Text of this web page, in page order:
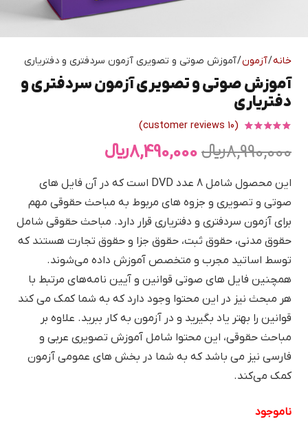
خانه/آزمون/ آموزش صوتی و تصویری آزمون سردفتری و دفتریاری
آموزش صوتی و تصویری آزمون سردفتری و
دفتریاری
1امتیازدهی مشتری
(
10
8,990,000﷼قیمت
8,990,000 ﷼
بود.
8,490,000﷼
است.
این محصول شامل 8 عدد DVD است که در آن فایل های
صوتی و تصویری و جزوه های مربوط به مباحث حقوقی مهم
برای آزمون سردفتری و دفتریاری قرار دارد. مباحث حقوقی شامل
حقوق مدنی، حقوق ثبت، حقوق جزا و حقوق تجارت هستند که
توسط اساتید مجرب و متخصص آموزش داده می‌شوند.
همچنین فایل های صوتی قوانین و آیین نامه‌های مرتبط با
هر مبحث نیز در این محتوا وجود دارد که به شما کمک می کند
قوانین را بهتر یاد بگیرید و در آزمون به کار ببرید. علاوه بر
مباحث حقوقی، این محتوا شامل آموزش تصویری عربی و
فارسی نیز می باشد که به شما در بخش های عمومی آزمون
کمک می‌کند.
ناموجود